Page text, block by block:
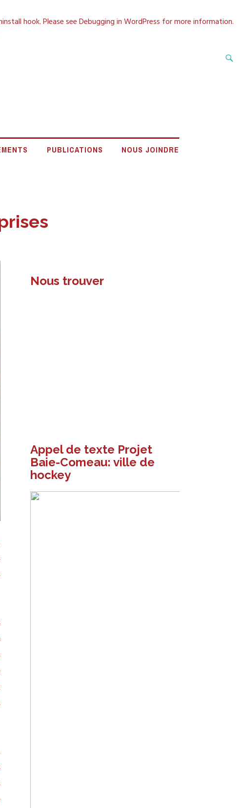
hook. Please seeDebugging in WordPress for more information.
CÔTE-NORD
PUBLICATIONS NOUS JOINDRE
Nous trouver
Appel de texte Projet
Baie-Comeau: ville de
hockey